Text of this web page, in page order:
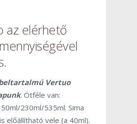
az elérhető
Vertuo
. Ötféle van:
230ml/535ml. Sima
előállítható vele (a 40ml).